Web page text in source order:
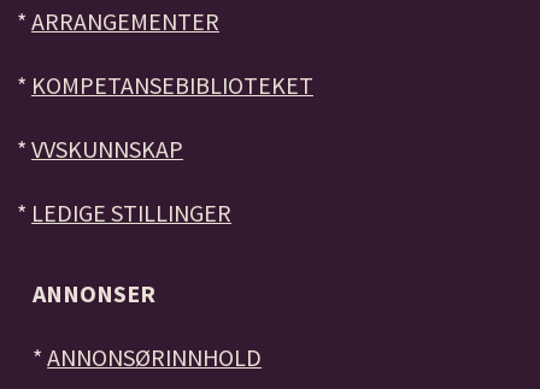
* ARRANGEMENTER
* KOMPETANSEBIBLIOTEKET
* VVSKUNNSKAP
* LEDIGE STILLINGER
ANNONSER
*ANNONSØRINNHOLD